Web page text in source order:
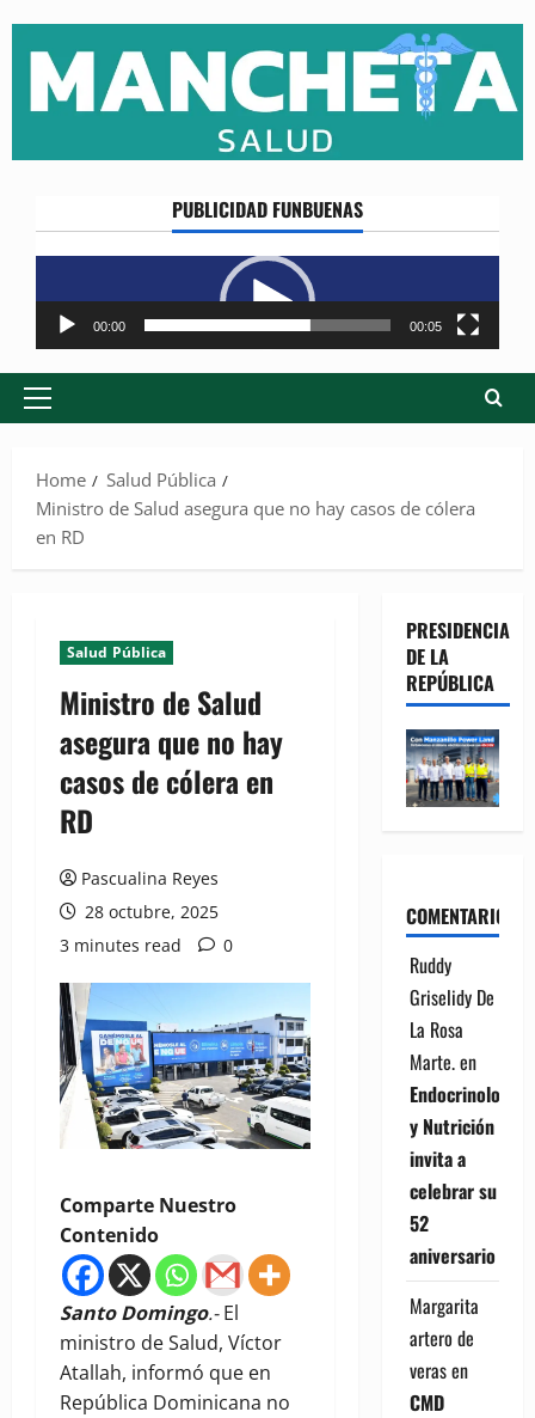
content
PUBLICIDAD FUNBUENAS
Reproductor
de
vídeo
00:00 00:05
Primary
Home
Salud Pública
Ministro de Salud asegura que no hay casos de cólera
en RD
Salud Pública
Ministro de Salud
asegura que no hay
casos de cólera en
RD
Pascualina Reyes
28 octubre, 2025
3 minutes read
0
Comparte Nuestro
Contenido
Santo Domingo.-El
ministro de Salud, Víctor
Atallah, informó que en
República Dominicana no
PRESIDENCIA
DE LA
REPÚBLICA
COMENTARIOS
Ruddy
Griselidy De
La Rosa
Marte.en
Endocrinología
y Nutrición
invita a
celebrar su
52
aniversario
Margarita
artero de
verasen
CMD